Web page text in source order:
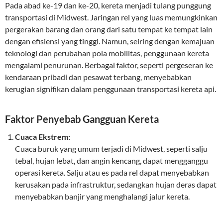
Pada abad ke-19 dan ke-20, kereta menjadi tulang punggung
transportasi di Midwest. Jaringan rel yang luas memungkinkan
pergerakan barang dan orang dari satu tempat ke tempat lain
dengan efisiensi yang tinggi. Namun, seiring dengan kemajuan
teknologi dan perubahan pola mobilitas, penggunaan kereta
mengalami penurunan. Berbagai faktor, seperti pergeseran ke
kendaraan pribadi dan pesawat terbang, menyebabkan
kerugian signifikan dalam penggunaan transportasi kereta api.
Faktor Penyebab Gangguan Kereta
Cuaca Ekstrem:
Cuaca buruk yang umum terjadi di Midwest, seperti salju
tebal, hujan lebat, dan angin kencang, dapat mengganggu
operasi kereta. Salju atau es pada rel dapat menyebabkan
kerusakan pada infrastruktur, sedangkan hujan deras dapat
menyebabkan banjir yang menghalangi jalur kereta.